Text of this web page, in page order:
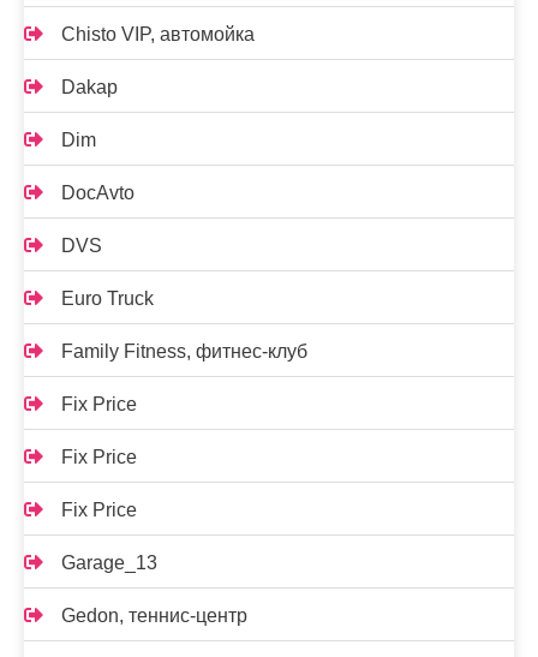
Chisto VIP, автомойка
Dakap
Dim
DocAvto
DVS
Euro Truck
Family Fitness, фитнес-клуб
Fix Price
Fix Price
Fix Price
Garage_13
Gedon, теннис-центр